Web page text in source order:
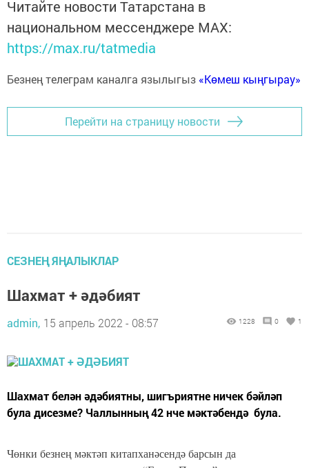
Читайте новости Татарстана в
национальном мессенджере MАХ:
https://max.ru/tatmedia
Безнең телеграм каналга язылыгыз «Көмеш кыңгырау»
Перейти на страницу новости
СЕЗНЕҢ ЯҢАЛЫКЛАР
Шахмат + әдәбият
admin, 15 апрель 2022 - 08:57 1228 0 1
Шахмат белән әдәбиятны, шигъриятне ничек бәйләп
була дисезме? Чаллынның 42 нче мәктәбендә була.
Чөнки безнең мәктәп китапханәсендә барсын да